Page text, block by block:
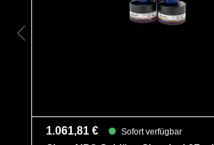
1.061,81 € Sofort verfügbar